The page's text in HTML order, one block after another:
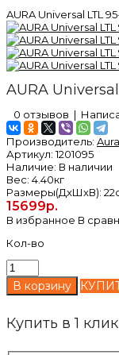
AURA Universal LTL
AURA
0 отзывов |
Производитель:
Артикул:1201095
Наличие: В наличии
Вес: 4.40кг
Размеры(ДxШxВ):
15699р.
В избранное В
Кол-во
Купить в 1 клик